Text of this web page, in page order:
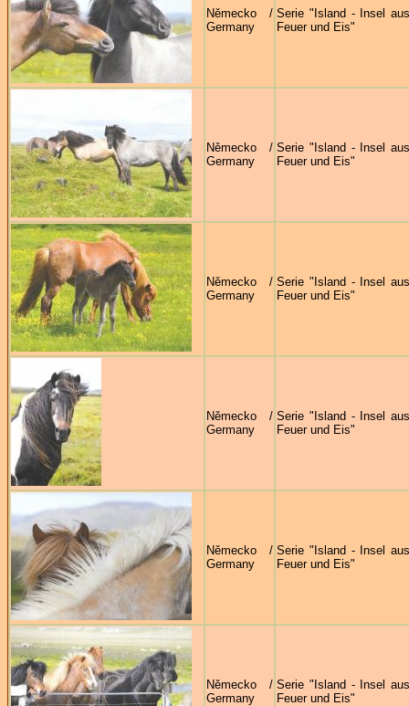
Německo /
Germany
Serie "Island - Insel aus
Feuer und Eis"
Německo /
Germany
Serie "Island - Insel aus
Feuer und Eis"
Německo /
Germany
Serie "Island - Insel aus
Feuer und Eis"
Německo /
Germany
Serie "Island - Insel aus
Feuer und Eis"
Německo /
Germany
Serie "Island - Insel aus
Feuer und Eis"
Německo /
Germany
Serie "Island - Insel aus
Feuer und Eis"